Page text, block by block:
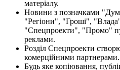
матеріалу.
Новини з позначками
"Регіони", "Гроші",
"Спецпроекти", "Промо"
реклами.
Розділ Спецпроекти
комерційними партнерами.
Будь яке копіювання,